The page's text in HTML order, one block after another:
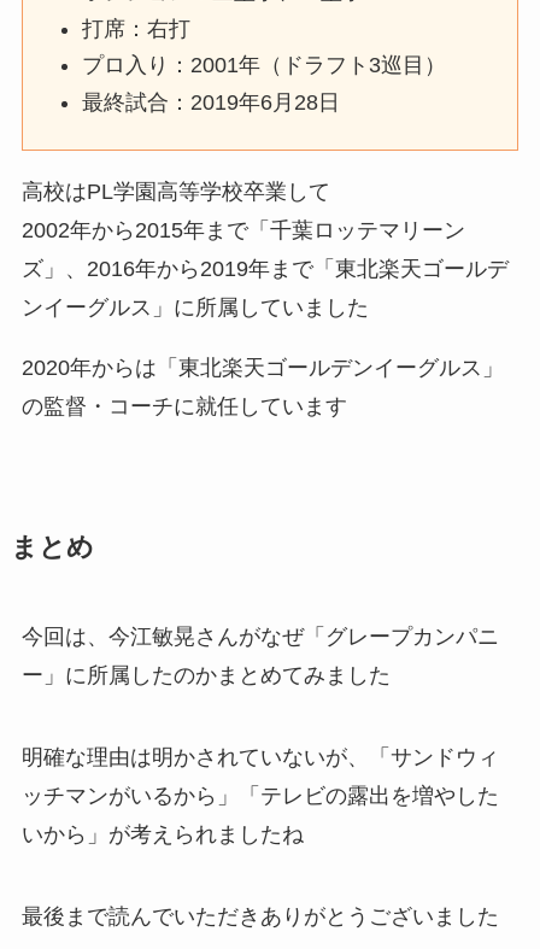
打席：右打
プロ入り：2001年（ドラフト3巡目）
最終試合：2019年6月28日
高校はPL学園高等学校卒業して
2002年から2015年まで「千葉ロッテマリーン
ズ」、2016年から2019年まで「東北楽天ゴールデ
ンイーグルス」に所属していました
2020年からは「東北楽天ゴールデンイーグルス」
の監督・コーチに就任しています
まとめ
今回は、今江敏晃さんがなぜ「グレープカンパニ
ー」に所属したのかまとめてみました
明確な理由は明かされていないが、「サンドウィ
ッチマンがいるから」「テレビの露出を増やした
いから」が考えられましたね
最後まで読んでいただきありがとうございました